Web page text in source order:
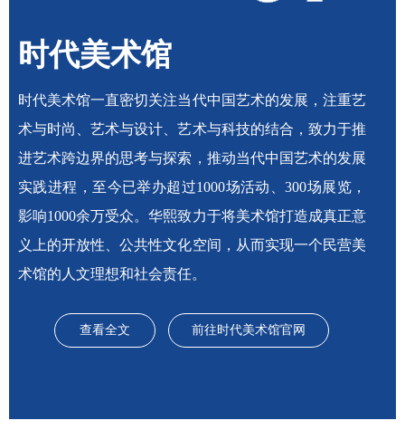
时代美术馆
时代美术馆一直密切关注当代中国艺术的发展，注重艺
术与时尚、艺术与设计、艺术与科技的结合，致力于推
进艺术跨边界的思考与探索，推动当代中国艺术的发展
实践进程，至今已举办超过1000场活动、300场展览，
影响1000余万受众。华熙致力于将美术馆打造成真正意
义上的开放性、公共性文化空间，从而实现一个民营美
术馆的人文理想和社会责任。
查看全文 前往时代美术馆官网